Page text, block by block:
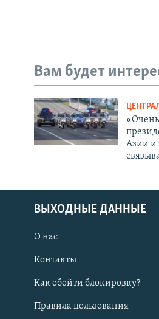
Вам будет
Азии и
ВЫХОДНЫЕ ДАННЫЕ
О нас
Контакты
Как обойти блокировку?
Правила пользования